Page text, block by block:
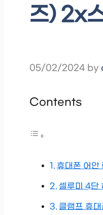
즈) 2x
05/02/2024 by
Contents
휴대폰 어안
셀루미 4
클램프 휴